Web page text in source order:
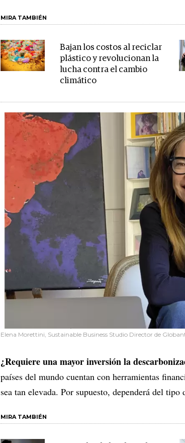
MIRA TAMBIÉN
Bajan los costos al reciclar
plástico y revolucionan la
lucha contra el cambio
climático
Elena Morettini, Sustainable Business Studio Director de
¿Requiere una mayor inversión la
países del mundo cuentan con herramientas
sea tan elevada. Por supuesto, dependerá del
MIRA TAMBIÉN